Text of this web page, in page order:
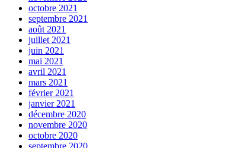
octobre 2021
septembre 2021
août 2021
juillet 2021
juin 2021
mai 2021
avril 2021
mars 2021
février 2021
janvier 2021
décembre 2020
novembre 2020
octobre 2020
septembre 2020